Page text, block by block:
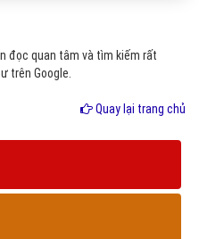
đọc quan tâm và tìm kiếm rất
trên Google.
Quay lại trang chủ